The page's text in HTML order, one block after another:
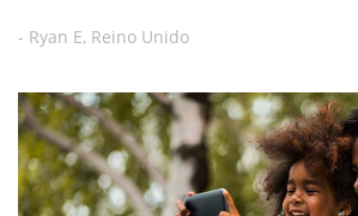
- Ryan E, Reino Unido